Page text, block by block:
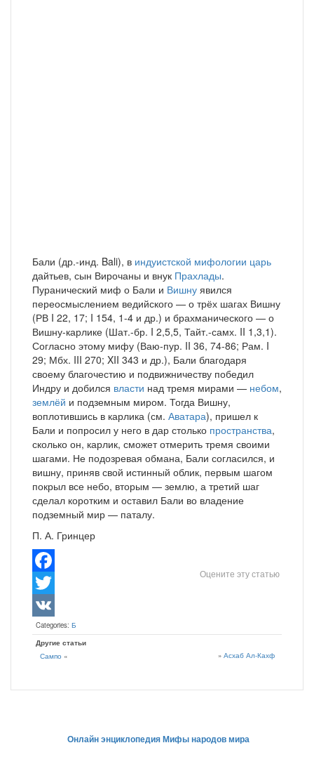
Бали (др.-инд. Bali), в индуистской мифологии царь
дайтьев, сын Вирочаны и внук Прахлады.
Пуранический миф о Бали и Вишну явился
переосмыслением ведийского — о трёх шагах Вишну
(РВ I 22, 17; I 154, 1-4 и др.) и брахманического — о
Вишну-карлике (Шат.-бр. I 2,5,5, Тайт.-самх. II 1,3,1).
Согласно этому мифу (Ваю-пур. II 36, 74-86; Рам. I
29; Мбх. III 270; XII 343 и др.), Бали благодаря
своему благочестию и подвижничеству победил
Индру и добился власти над тремя мирами — небом,
землёй и подземным миром. Тогда Вишну,
воплотившись в карлика (см. Аватара), пришел к
Бали и попросил у него в дар столько пространства,
сколько он, карлик, сможет отмерить тремя своими
шагами. Не подозревая обмана, Бали согласился, и
вишну, приняв свой истинный облик, первым шагом
покрыл все небо, вторым — землю, а третий шаг
сделал коротким и оставил Бали во владение
подземный мир — паталу.
П. А. Гринцер
Оцените эту статью
Facebook
Twitter
VK
Categories: Б
Другие статьи
Сампо « » Асхаб Ал-Кахф
Онлайн энциклопедия Мифы народов мира